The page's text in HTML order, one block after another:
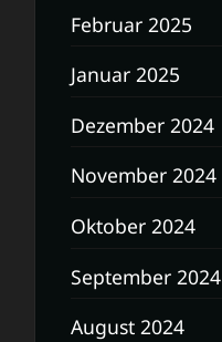
Februar 2025
Januar 2025
Dezember 2024
November 2024
Oktober 2024
September 2024
August 2024